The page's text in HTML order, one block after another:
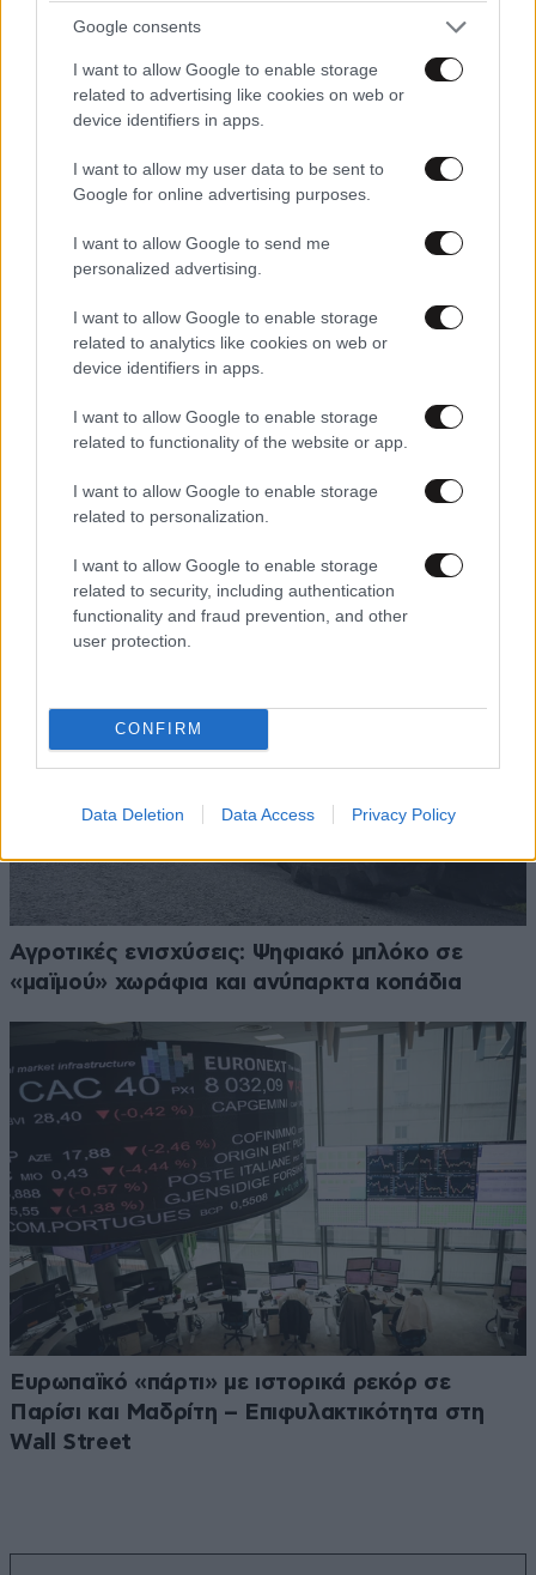
Google consents
I want to allow Google to enable storage
related to advertising like cookies on web or
device identifiers in apps.
I want to allow my user data to be sent to
Google for online advertising purposes.
I want to allow Google to send me
personalized advertising.
I want to allow Google to enable storage
related to analytics like cookies on web or
device identifiers in apps.
I want to allow Google to enable storage
related to functionality of the website or app.
I want to allow Google to enable storage
related to personalization.
I want to allow Google to enable storage
related to security, including authentication
functionality and fraud prevention, and other
user protection.
CONFIRM
Data Deletion Data Access Privacy Policy
Συγκρίνουν τις τιμές στους πάγκους των
λαϊκών και μετά ψωνίζουν οι καταναλωτές –
Πόσο κοστίζουν τα φρούτα και τα λαχανικά
Πιστοποιητικό ΕΝΦΙΑ: Έλεγχοι της ΑΑΔΕ σε
μεταβιβάσεις ακινήτων του 2025
Αγροτικές ενισχύσεις: Ψηφιακό μπλόκο σε
«μαϊμού» χωράφια και ανύπαρκτα κοπάδια
Ευρωπαϊκό «πάρτι» με ιστορικά ρεκόρ σε
Παρίσι και Μαδρίτη – Επιφυλακτικότητα στη
Wall Street